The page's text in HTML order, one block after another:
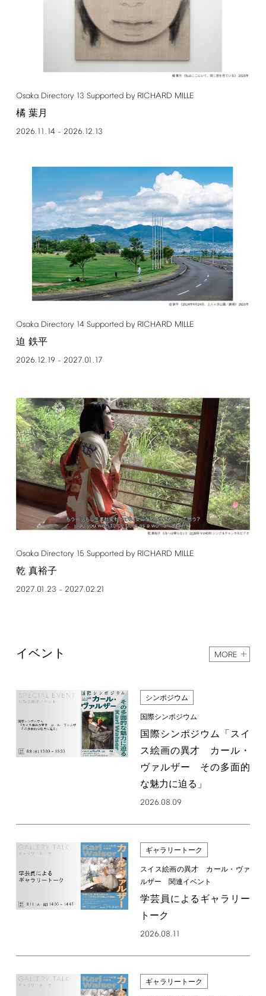
Osaka Directory 13 Supported by RICHARD MILLE
橘 葉月
2026.11.14– 2026.12.13
Osaka Directory 14 Supported by RICHARD MILLE
迫 鉄平
2026.12.19 – 2027.01.17
Osaka Directory 15 Supported by RICHARD MILLE
乾 真裕子
2027.01.23 – 2027.02.21
イベント MORE
シンポジウム
国際シンポジウム
国際シンポジウム「スイ
ス絵画の異才 カール・
ヴァルザー その多面的
な魅力に迫る」
2026.08.09
ギャラリートーク
スイス絵画の異才 カール・ヴァ
ルザー 関連イベント
学芸員によるギャラリー
トーク
2026.08.11
ギャラリートーク